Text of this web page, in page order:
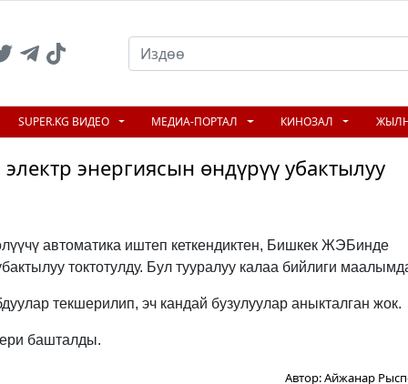
SUPER.KG ВИДЕО МЕДИА-ПОРТАЛ КИНОЗАЛ
энергиясын өндүрүү убактылуу
автоматика иштеп кеткендиктен, Бишкек ЖЭБинде
токтотулду. Бул тууралуу калаа бийлиги
текшерилип, эч кандай бузулуулар аныкталган жок.
башталды.
Автор:Айжанар